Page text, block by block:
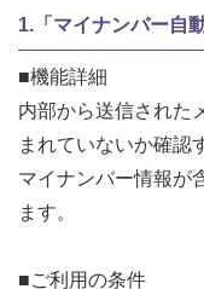
1.「マイナンバー自
■機能詳細
内部から送信された
まれていないか確認
マイナンバー情報が
ます。
■ご利用の条件